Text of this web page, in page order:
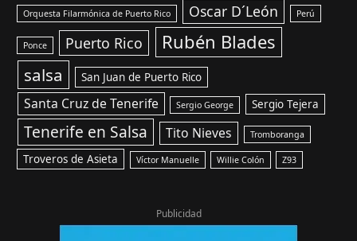
Orquesta Filarmónica de Puerto Rico Oscar D´León Perú
Ponce Puerto Rico Rubén Blades
salsa San Juan de Puerto Rico
Santa Cruz de Tenerife Sergio George Sergio Tejera
Tenerife en Salsa Tito Nieves Tromboranga
Troveros de Asieta Víctor Manuelle Willie Colón Z93
Publicidad